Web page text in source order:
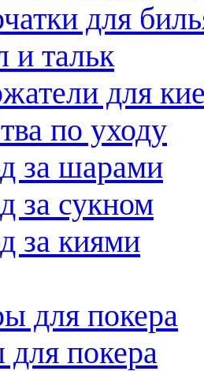
для
и тальк
для
по уходу
за шарами
за сукном
за киями
для покера
покера